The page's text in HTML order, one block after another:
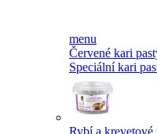
menu
Červené kari
Speciální kari
Rybí a krevetové